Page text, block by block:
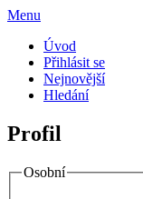
Menu
Úvod
Přihlásit se
Nejnovější
Hledání
Profil
Osobní